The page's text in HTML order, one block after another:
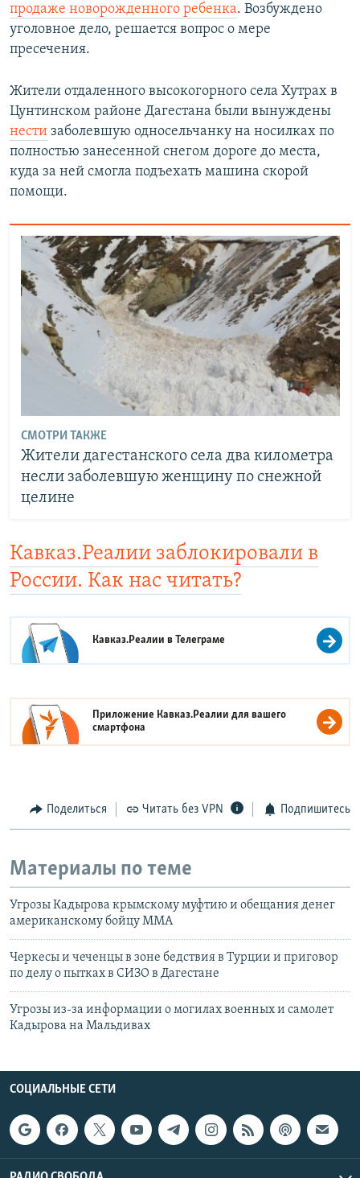
продаже новорожденного ребенка. Возбуждено
уголовное дело, решается вопрос о мере
пресечения.
Жители отдаленного высокогорного села Хутрах в
Цунтинском районе Дагестана были вынуждены
нести заболевшую односельчанку на носилках по
полностью занесенной снегом дороге до места,
куда за ней смогла подъехать машина скорой
помощи.
СМОТРИ ТАКЖЕ
Жители дагестанского села два километра
несли заболевшую женщину по снежной
целине
Кавказ.Реалии заблокировали в
России. Как нас читать?
Кавказ.Реалии вТелеграме
Приложение Кавказ.Реалии для вашего
смартфона
Поделиться Читать без VPN Подпишитесь
Материалы по теме
Угрозы Кадырова крымскому муфтию и обещания денег
американскому бойцу ММА
Черкесы и чеченцы в зоне бедствия в Турции и приговор
по делу о пытках в СИЗО в Дагестане
Угрозы из-за информации о могилах военных и самолет
Кадырова на Мальдивах
СОЦИАЛЬНЫЕ СЕТИ